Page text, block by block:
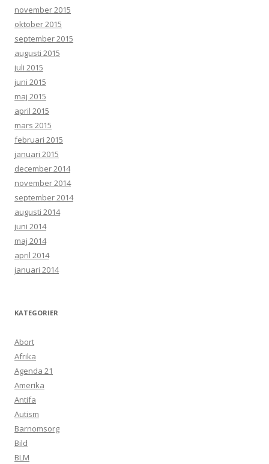
november 2015
oktober 2015
september 2015
augusti 2015
juli 2015
juni 2015
maj 2015
april 2015
mars 2015
februari 2015
januari 2015
december 2014
november 2014
september 2014
augusti 2014
juni 2014
maj 2014
april 2014
januari 2014
KATEGORIER
Abort
Afrika
Agenda 21
Amerika
Antifa
Autism
Barnomsorg
Bild
BLM